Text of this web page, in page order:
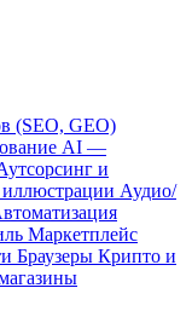
(SEO, GEO)
AI —
и
Аудио/
Маркетплейс
Браузеры Крипто и